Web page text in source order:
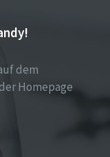
dem
Homepage